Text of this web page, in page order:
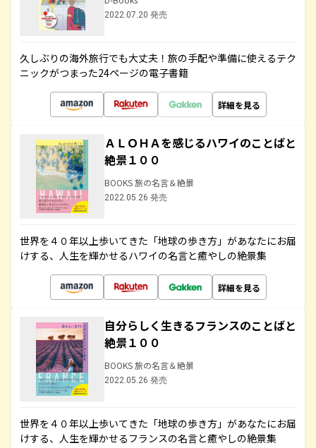
2022.07.20 発売
久しぶりの海外旅行でも大丈夫！旅の手配や準備に使えるテク
ニックがつまった24ページの電子書籍
詳細を見る
ＡＬＯＨＡを感じるハワイのことばと
絶景１００
BOOKS 旅の名言＆絶景
2022.05.26 発売
世界を４０年以上歩いてきた「地球の歩き方」があなたにお届
けする、人生を輝かせるハワイの名言と癒やしの絶景集
詳細を見る
自分らしく生きるフランスのことばと
絶景１００
BOOKS 旅の名言＆絶景
2022.05.26 発売
世界を４０年以上歩いてきた「地球の歩き方」があなたにお届
けする、人生を輝かせるフランスの名言と癒やしの絶景集